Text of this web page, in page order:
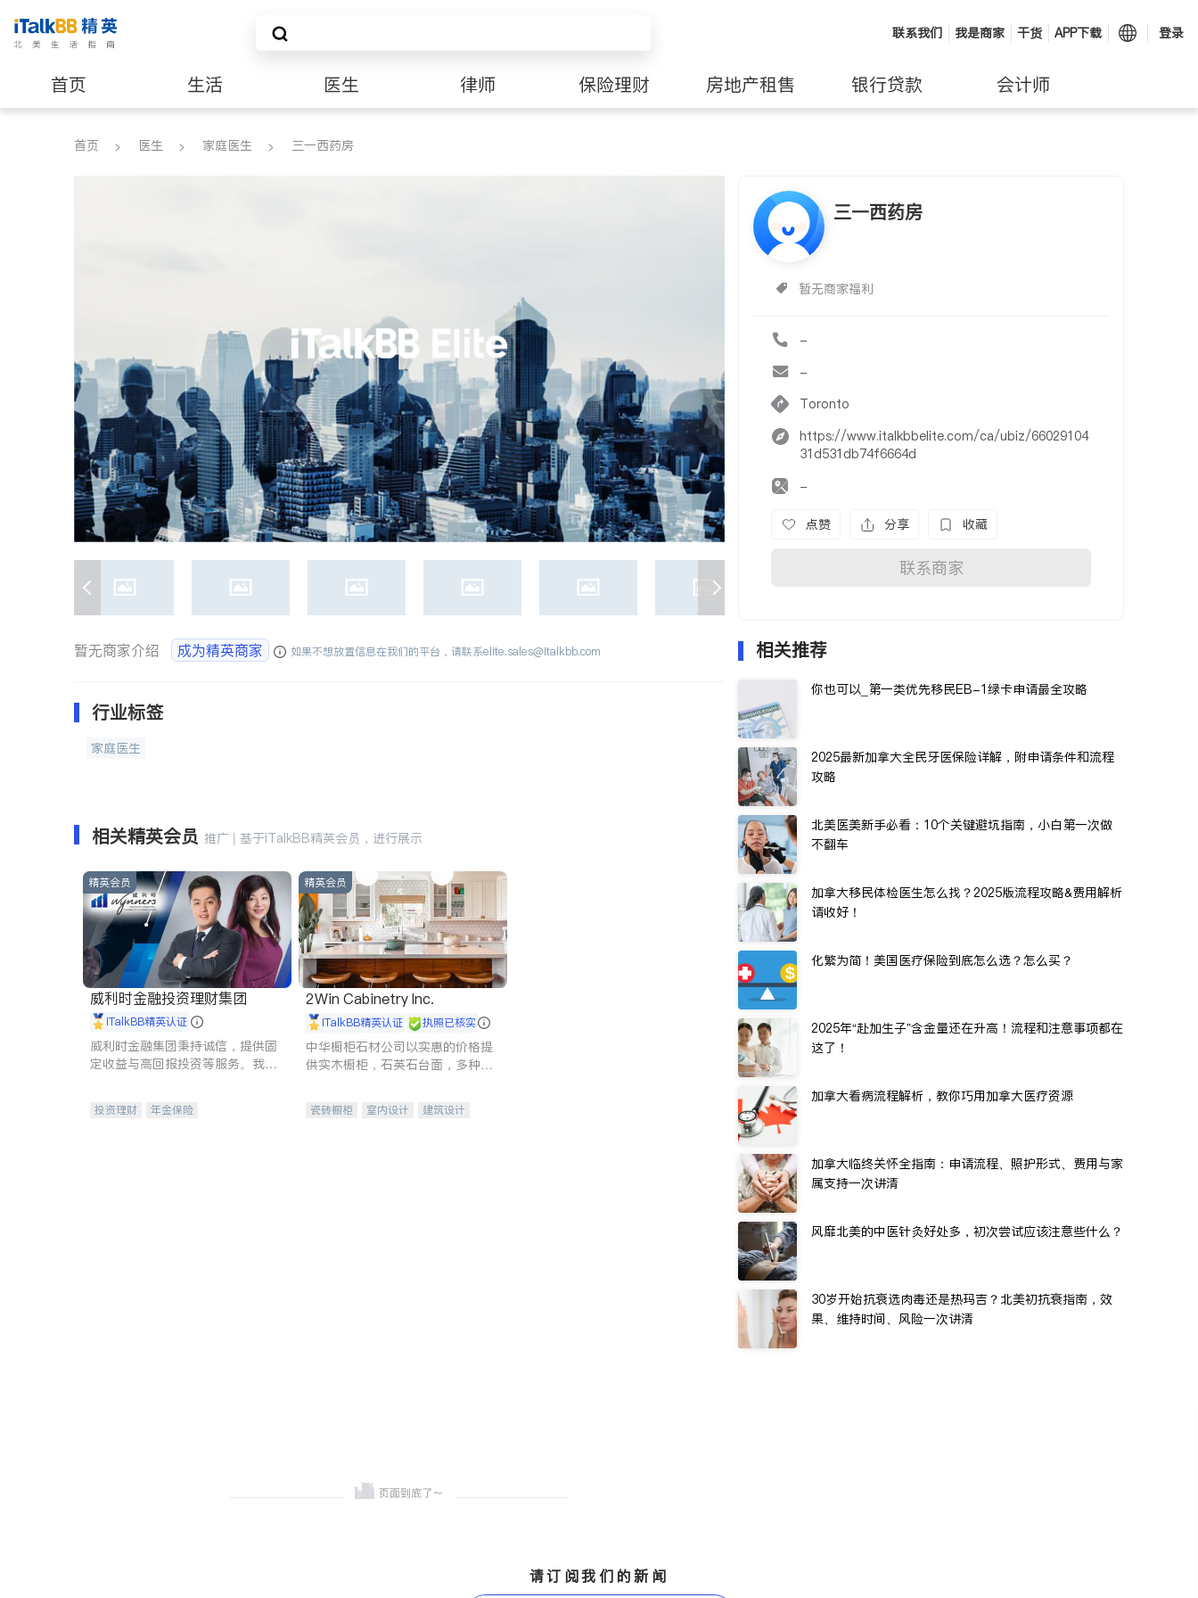
联系我们 我是商家 干货 APP下载 登录
首页 生活 医生 律师 保险理财 房地产租售 银行贷款 会计师
建筑装修
首页 医生 家庭医生 三一西药房
三一西药房
暂无商家福利
-
-
Toronto
https://www.italkbbelite.com/ca/ubiz/66029104
31d531db74f6664d
-
点赞 分享 收藏
联系商家
暂无商家介绍 成为精英商家 如果不想放置信息在我们的平台，请联系elite.sales@italkbb.com
行业标签
家庭医生
相关精英会员 推广 | 基于iTalkBB精英会员，进行展示
精英会员
威利时金融投资理财集团
iTalkBB精英认证
威利时金融集团秉持诚信，提供固
定收益与高回报投资等服务。我们
元化组合，助力客户实现目标
投资理财
年金保险
精英会员
2Win Cabinetry Inc.
iTalkBB精英认证 执照已核实
中华橱柜石材公司以实惠的价格提
供实木橱柜，石英石台面，多种优
机。品质厨房，家的选择。
瓷砖橱柜 室内设计
建筑设计
相关推荐
你也可以_第一类优先移民EB-1绿卡申请最全攻略
2025最新加拿大全民牙医保险详解，附申请条件和流程
攻略
北美医美新手必看：10个关键避坑指南，小白第一次做
不翻车
加拿大移民体检医生怎么找？2025版流程攻略&费用解析
请收好！
化繁为简！美国医疗保险到底怎么选？怎么买？
2025年“赴加生子”含金量还在升高！流程和注意事项都在
这了！
加拿大看病流程解析，教你巧用加拿大医疗资源
加拿大临终关怀全指南：申请流程、照护形式、费用与家
属支持一次讲清
风靡北美的中医针灸好处多，初次尝试应该注意些什么？
30岁开始抗衰选肉毒还是热玛吉？北美初抗衰指南，效
果、维持时间、风险一次讲清
请订阅我们的新闻